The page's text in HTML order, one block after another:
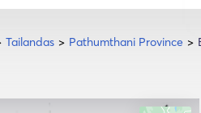
Tailandas Pathumthani Province